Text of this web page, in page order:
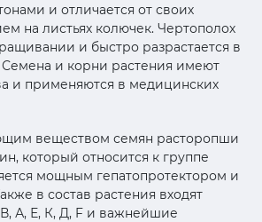
и отличается от своих
на листьях колючек. Чертополох
и быстро разрастается в
и корни растения имеют
и применяются в медицинских
веществом семян расторопши
который относится к группе
мощным гепатопротектором и
в состав растения входят
А, Е, К, Д, F и важнейшие